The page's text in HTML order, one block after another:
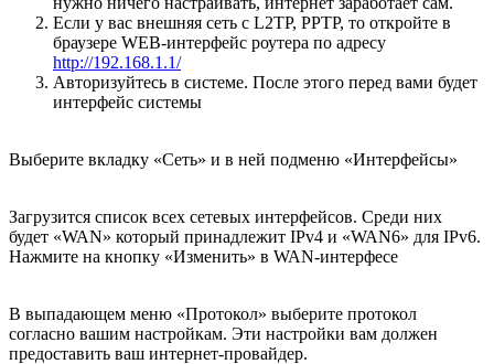
Если у вас внешняя сеть с L2TP, PPTP, то откройте в
браузере WEB-интерфейс роутера по адресу
http://192.168.1.1/
Авторизуйтесь в системе. После этого перед вами будет
интерфейс системы
Выберите вкладку «Сеть» и в ней подменю «Интерфейсы»
Загрузится список всех сетевых интерфейсов. Среди них
будет «WAN» который принадлежит IPv4 и «WAN6» для IPv6.
Нажмите на кнопку «Изменить» в WAN-интерфесе
В выпадающем меню «Протокол» выберите протокол
согласно вашим настройкам. Эти настройки вам должен
предоставить ваш интернет-провайдер.